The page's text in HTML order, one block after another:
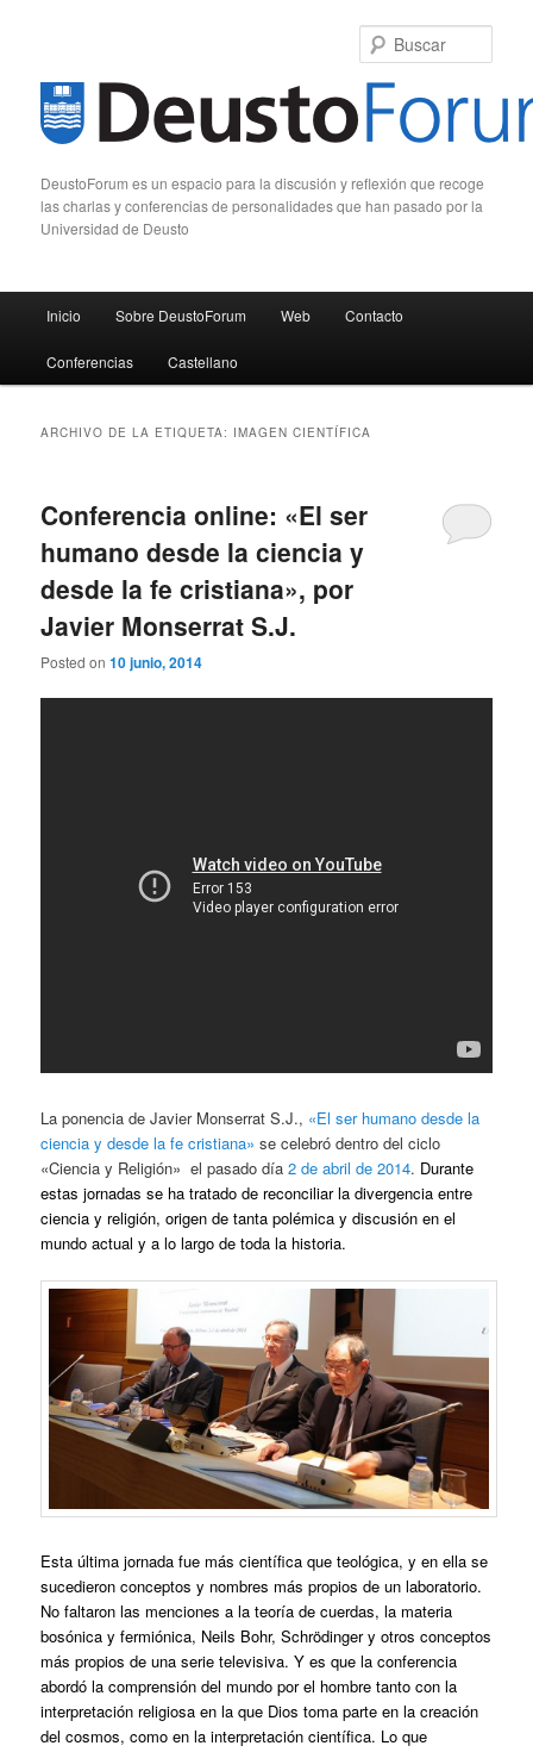
DeustoForum es un espacio para la discusión y reflexión que recoge
las charlas y conferencias de personalidades que han pasado por la
Universidad de Deusto
Ir al contenido principal
Ir al contenido secundario
Inicio Sobre DeustoForum Web Contacto
Conferencias Castellano
ARCHIVO DE LA ETIQUETA: IMAGEN CIENTÍFICA
Conferencia online: «El ser
humano desde la ciencia y
desde la fe cristiana», por
Javier Monserrat S.J.
Posted on10 junio, 2014
La ponencia de Javier Monserrat S.J., «El ser humano desde la
ciencia y desde la fe cristiana» se celebró dentro del ciclo
«Ciencia y Religión» el pasado día2 de abril de 2014. Durante
estas jornadas se ha tratado de reconciliar la divergencia entre
ciencia y religión, origen de tanta polémica y discusión en el
mundo actual y a lo largo de toda la historia.
Esta última jornada fue más científica que teológica, y en ella se
sucedieron conceptos y nombres más propios de un laboratorio.
No faltaron las menciones a la teoría de cuerdas, la materia
bosónica y fermiónica, Neils Bohr, Schrödinger y otros conceptos
más propios de una serie televisiva. Y es que la conferencia
abordó la comprensión del mundo por el hombre tanto con la
interpretación religiosa en la que Dios toma parte en la creación
del cosmos, como en la interpretación científica. Lo que